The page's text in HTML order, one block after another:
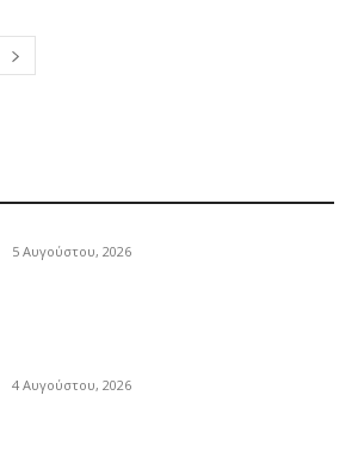
5 Αυγούστου, 2026
4 Αυγούστου, 2026